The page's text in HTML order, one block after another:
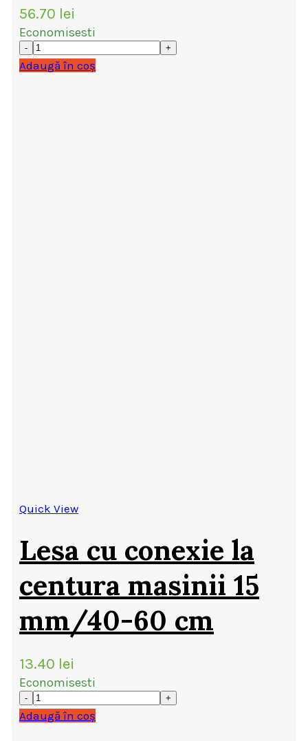
56.70 lei
Economisesti
Adaugă în coș
Quick View
Lesa cu conexie la
centura masinii 15
mm/40-60 cm
13.40 lei
Economisesti
Adaugă în coș